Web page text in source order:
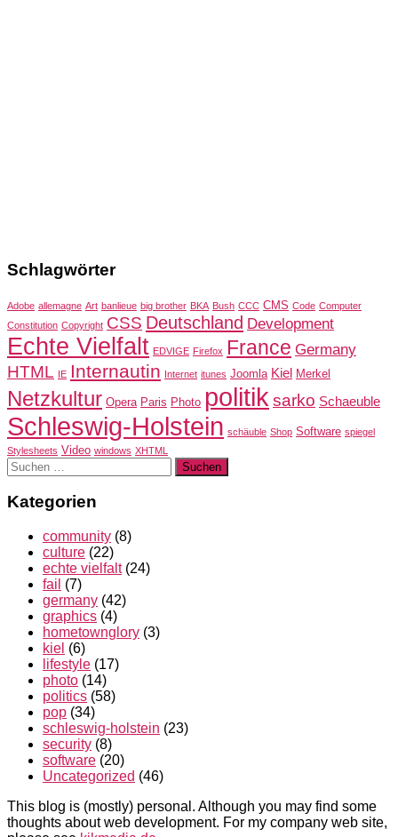
Schlagwörter
Adobe allemagne Art banlieue big brother BKA Bush CCC CMS Code Computer
Constitution Copyright CSS Deutschland Development
Echte Vielfalt EDVIGE Firefox France Germany
HTML IE Internautin Internet itunes Joomla Kiel Merkel
Netzkultur Opera Paris Photo politik sarko Schaeuble
Schleswig-Holstein schäuble Shop Software spiegel
Stylesheets Video windows XHTML
Suchen
nach:
Kategorien
community (8)
culture (22)
echte vielfalt(24)
fail (7)
germany (42)
graphics (4)
hometownglory (3)
kiel (6)
lifestyle (17)
photo (14)
politics (58)
pop (34)
schleswig-holstein (23)
security (8)
software (20)
Uncategorized (46)
This blog is (mostly) personal. Although you may find some
thoughts about web development. For my company web site,